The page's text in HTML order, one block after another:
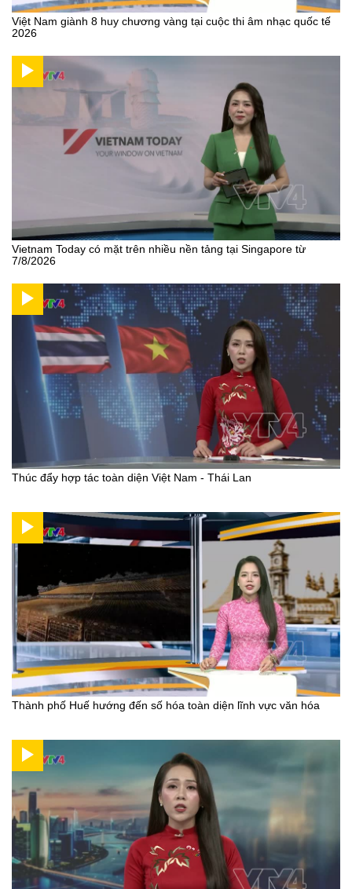
Việt Nam giành 8 huy chương vàng tại cuộc thi âm nhạc quốc tế
2026
Vietnam Today có mặt trên nhiều nền tảng tại Singapore từ
7/8/2026
Thúc đẩy hợp tác toàn diện Việt Nam - Thái Lan
Thành phố Huế hướng đến số hóa toàn diện lĩnh vực văn hóa